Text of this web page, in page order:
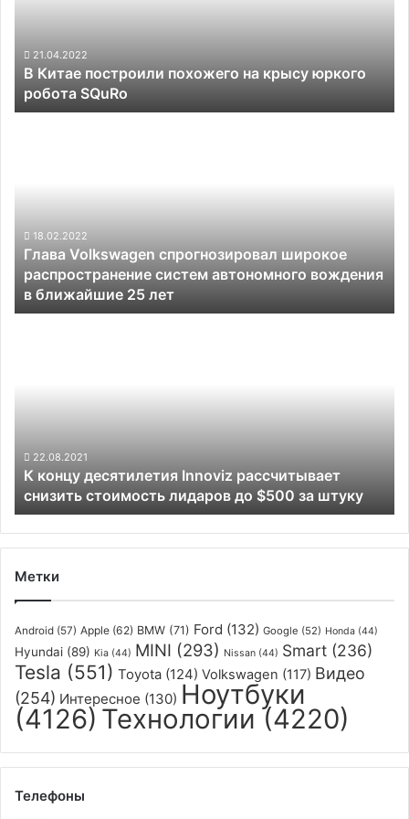
робота
SQuRo
21.04.2022
В Китае построили похожего на крысу юркого
робота SQuRo
автономного
вождения
ближайшие
25
18.02.2022
Глава Volkswagen спрогнозировал широкое
распространение систем автономного вождения
в ближайшие 25 лет
лидаров
до
$500
за
штуку
22.08.2021
К концу десятилетия Innoviz рассчитывает
снизить стоимость лидаров до $500 за штуку
Метки
Android (57) Apple (62) BMW (71) Ford (132) Google (52) Honda (44)
Hyundai (89) Kia (44) MINI (293) Nissan (44) Smart (236)
Tesla (551) Toyota (124) Volkswagen (117) Видео
(254) Интересное (130) Ноутбуки
(4126) Технологии (4220)
Телефоны